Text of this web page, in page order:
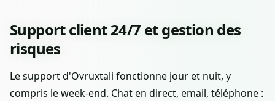
Support client 24/7 et gestion des
risques
Le support d'Ovruxtali fonctionne jour et nuit, y
compris le week-end. Chat en direct, email, téléphone :